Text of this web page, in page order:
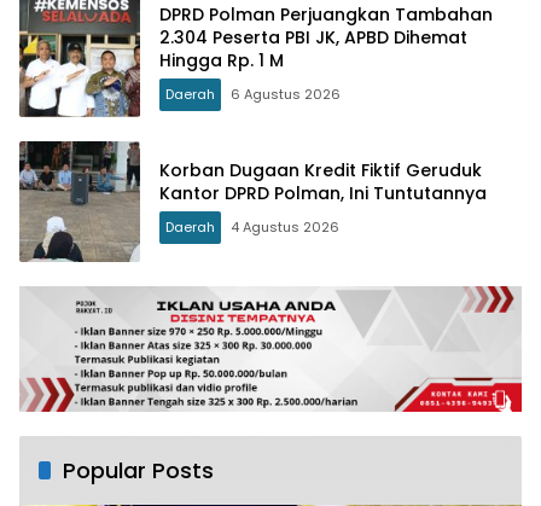
DPRD Polman Perjuangkan Tambahan
2.304 Peserta PBI JK, APBD Dihemat
Hingga Rp. 1 M
Daerah 6 Agustus 2026
Korban Dugaan Kredit Fiktif Geruduk
Kantor DPRD Polman, Ini Tuntutannya
Daerah 4 Agustus 2026
Popular Posts